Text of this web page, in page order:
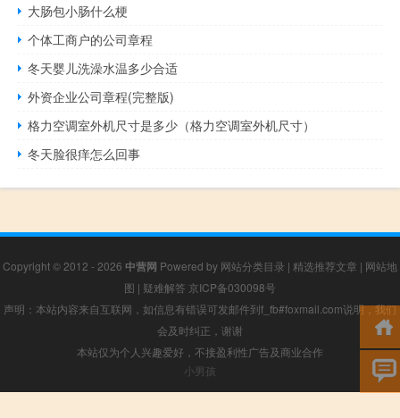
大肠包小肠什么梗
个体工商户的公司章程
冬天婴儿洗澡水温多少合适
外资企业公司章程(完整版)
格力空调室外机尺寸是多少（格力空调室外机尺寸）
冬天脸很痒怎么回事
Copyright © 2012 - 2026 中营网 Powered by 网站分类目录 | 精选推荐文章 | 网站地
图 | 疑难解答 京ICP备030098号
声明：本站内容来自互联网，如信息有错误可发邮件到f_fb#foxmail.com说明，我们
会及时纠正，谢谢
本站仅为个人兴趣爱好，不接盈利性广告及商业合作
小男孩